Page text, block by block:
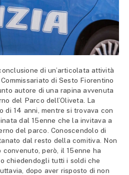
di un’articolata attività
di Sesto Fiorentino
autore di una rapina avvenuta
del Parco dell’Oliveta. La
di 14 anni, mentre si trovava con
dal 15enne che la invitava a
del parco. Conoscendolo di
dal resto della comitiva. Non
però, il 15enne ha
chiedendogli tutti i soldi che
dopo aver risposto di non